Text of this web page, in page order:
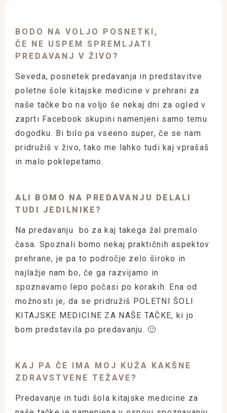
BODO NA VOLJO POSNETKI,
ČE NE USPEM SPREMLJATI
PREDAVANJ V ŽIVO?
Seveda, posnetek predavanja in predstavitve
poletne šole kitajske medicine v prehrani za
naše tačke bo na voljo še nekaj dni za ogled v
zaprti Facebook skupini namenjeni samo temu
dogodku. Bi bilo pa vseeno super, če se nam
pridružiš v živo, tako me lahko tudi kaj vprašaš
in malo poklepetamo.
ALI BOMO NA PREDAVANJU DELALI
TUDI JEDILNIKE?
Na predavanju bo za kaj takega žal premalo
časa. Spoznali bomo nekaj praktičnih aspektov
prehrane, je pa to področje zelo široko in
najlažje nam bo, če ga razvijamo in
spoznavamo lepo počasi po korakih. Ena od
možnosti je, da se pridružiš POLETNI ŠOLI
KITAJSKE MEDICINE ZA NAŠE TAČKE, ki jo
bom predstavila po predavanju. 🙂
KAJ PA ČE IMA MOJ KUŽA KAKŠNE
ZDRAVSTVENE TEŽAVE?
Predavanje in tudi šola kitajske medicine za